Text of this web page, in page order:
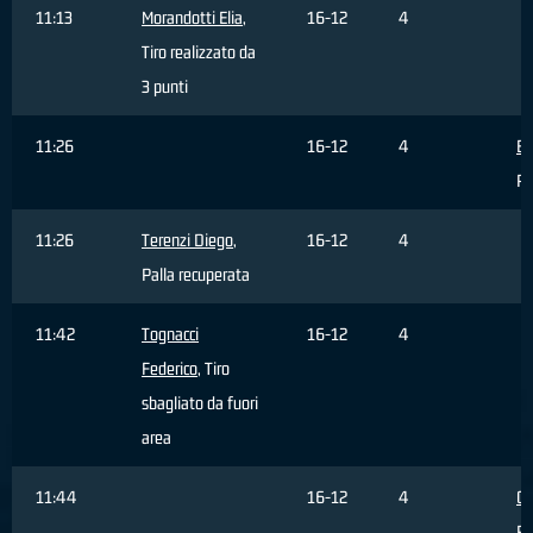
11:13 Morandotti Elia,
Tiro realizzato da
3 punti
16-12 4
11:26 16-12 4
11:26 Terenzi Diego,
Palla recuperata
16-12 4
11:42
Tognacci
Federico, Tiro
sbagliato da fuori
area
16-12 4
11:44 16-12 4